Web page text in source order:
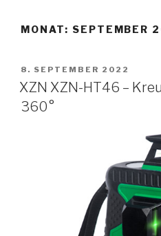
MONAT: SEPTEMBER
VERÖFFENTLICHT
AM
8. SEPTEMBER 2022
XZN XZN-HT46 –
360°